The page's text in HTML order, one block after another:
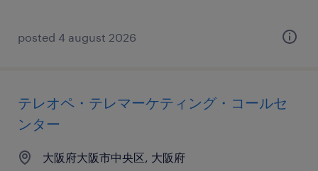
posted 4 august 2026
テレオペ・テレマーケティング・コールセ
ンター
大阪府大阪市中央区, 大阪府